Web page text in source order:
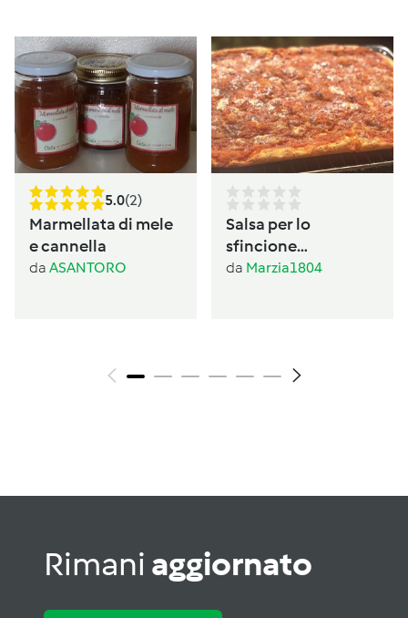
5.0(2)
Marmellata di mele
e cannella
da ASANTORO
Salsa per lo
sfincione
palermitano
da Marzia1804
Rimani aggiornato